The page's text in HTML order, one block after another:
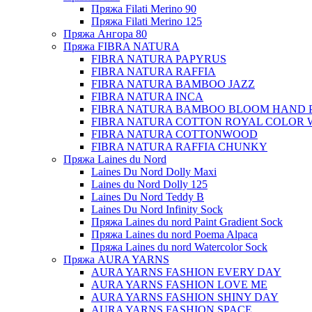
Пряжа Filati Merino 90
Пряжа Filati Merino 125
Пряжа Ангора 80
Пряжа FIBRA NATURA
FIBRA NATURA PAPYRUS
FIBRA NATURA RAFFIA
FIBRA NATURA BAMBOO JAZZ
FIBRA NATURA INCA
FIBRA NATURA BAMBOO BLOOM HAND
FIBRA NATURA COTTON ROYAL COLOR
FIBRA NATURA COTTONWOOD
FIBRA NATURA RAFFIA CHUNKY
Пряжа Laines du Nord
Laines Du Nord Dolly Maxi
Laines du Nord Dolly 125
Laines Du Nord Teddy B
Laines Du Nord Infinity Sock
Пряжа Laines du nord Paint Gradient Sock
Пряжа Laines du nord Poema Alpaca
Пряжа Laines du nord Watercolor Sock
Пряжа AURA YARNS
AURA YARNS FASHION EVERY DAY
AURA YARNS FASHION LOVE ME
AURA YARNS FASHION SHINY DAY
AURA YARNS FASHION SPACE